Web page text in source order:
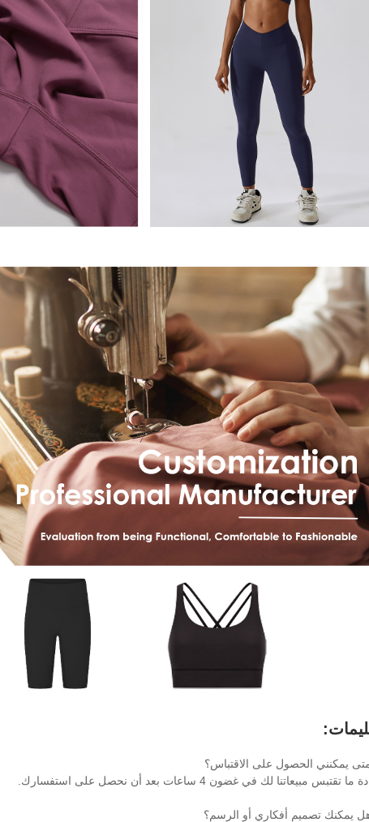
يمكنني الحصول على الاقتباس؟
تقتبس مبيعاتنا لك في غضون 4 ساعات بعد أن نحصل على استفسارك.
يمكنك تصميم أفكاري أو الرسم؟